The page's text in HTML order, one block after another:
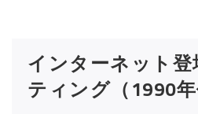
インターネット
ティング（1990年